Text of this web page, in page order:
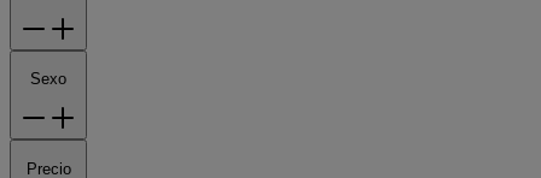
Sexo
Precio